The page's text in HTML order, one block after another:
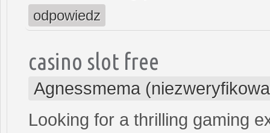
odpowiedz
casino slot free
Agnessmema
Looking for a thrilling gaming